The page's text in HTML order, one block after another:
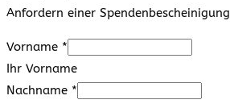
Anfordern einer Spendenbescheinigung
Vorname *
Ihr Vorname
Nachname *